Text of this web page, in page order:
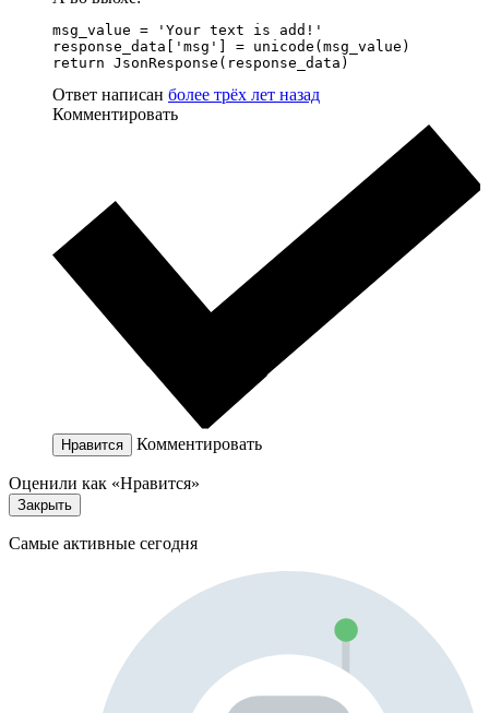
msg_value = 'Your text is add!'
response_data['msg'] = unicode(msg_value)
return JsonResponse(response_data)
Ответ написан более трёх лет назад
Комментировать
Нравится Комментировать
Оценили как «Нравится»
Закрыть
Самые активные сегодня